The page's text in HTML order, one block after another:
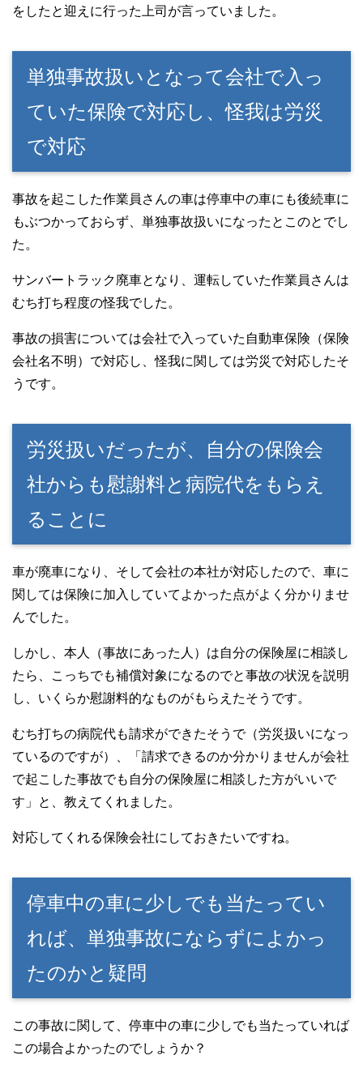
をしたと迎えに行った上司が言っていました。
単独事故扱いとなって会社で入っ
ていた保険で対応し、怪我は労災
で対応
事故を起こした作業員さんの車は停車中の車にも後続車に
もぶつかっておらず、単独事故扱いになったとこのとでし
た。
サンバートラック廃車となり、運転していた作業員さんは
むち打ち程度の怪我でした。
事故の損害については会社で入っていた自動車保険（保険
会社名不明）で対応し、怪我に関しては労災で対応したそ
うです。
労災扱いだったが、自分の保険会
社からも慰謝料と病院代をもらえ
ることに
車が廃車になり、そして会社の本社が対応したので、車に
関しては保険に加入していてよかった点がよく分かりませ
んでした。
しかし、本人（事故にあった人）は自分の保険屋に相談し
たら、こっちでも補償対象になるのでと事故の状況を説明
し、いくらか慰謝料的なものがもらえたそうです。
むち打ちの病院代も請求ができたそうで（労災扱いになっ
ているのですが）、「請求できるのか分かりませんが会社
で起こした事故でも自分の保険屋に相談した方がいいで
す」と、教えてくれました。
対応してくれる保険会社にしておきたいですね。
停車中の車に少しでも当たってい
れば、単独事故にならずによかっ
たのかと疑問
この事故に関して、停車中の車に少しでも当たっていれば
この場合よかったのでしょうか？